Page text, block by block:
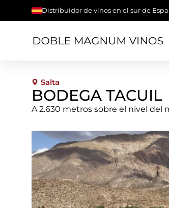
Distribuidor de vinos en el sur de
Salta
BODEGA TACUIL
A 2.630 metros sobre el nivel del